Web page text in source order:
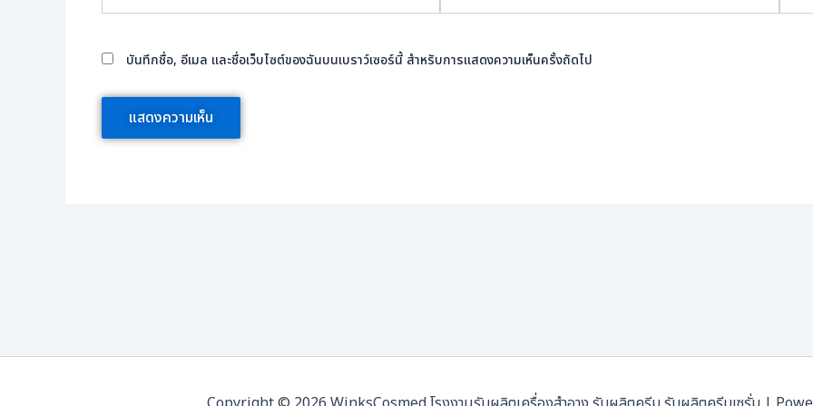
บันทึกชื่อ, อีเมล และชื่อเว็บไซต์ของฉันบนเบราว์เซอร์นี้ สำหรับการแสดงความเห็นครั้งถัดไป